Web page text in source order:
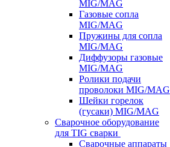
MIG/MAG
Газовые сопла
MIG/MAG
Пружины для сопла
MIG/MAG
Диффузоры газовые
MIG/MAG
Ролики подачи
проволоки MIG/MAG
Шейки горелок
(гусаки) MIG/MAG
Сварочное оборудование
для TIG сварки
Сварочные аппараты